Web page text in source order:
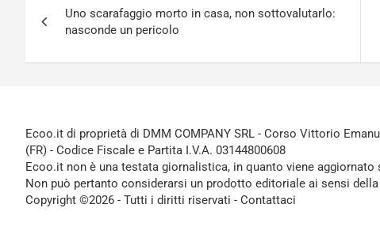
articoli
Uno scarafaggio morto in casa, non sottovalutarlo:
nasconde un pericolo
Ecoo.it di proprietà di DMM COMPANY SRL - Corso Vittorio
(FR) - Codice Fiscale e Partita I.V.A. 03144800608
Ecoo.it non è una testata giornalistica, in quanto viene aggiornato
Non può pertanto considerarsi un prodotto editoriale ai sensi della
Copyright ©2026 - Tutti i diritti riservati - Contattaci